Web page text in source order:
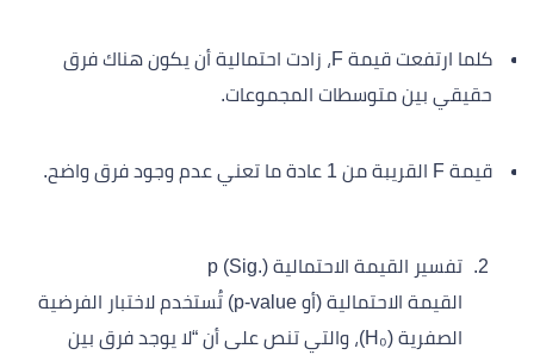
كلما ارتفعت قيمة F، زادت احتمالية أن يكون هناك فرق
حقيقي بين متوسطات المجموعات.
قيمة F القريبة من 1 عادة ما تعني عدم وجود فرق واضح.
تفسير القيمة الاحتمالية p (Sig.)
القيمة الاحتمالية (أو p-value) تُستخدم لاختبار الفرضية
الصفرية (H₀)، والتي تنص على أن “لا يوجد فرق بين